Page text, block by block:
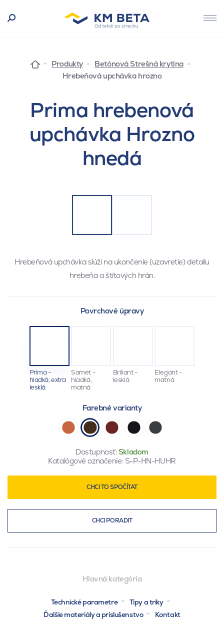
Produkty
Betónová Strešná krytina
Hrebeňová upchávka hrozno
Prima hrebenová
upchávka Hrozno
hnedá
Hrebeňová upchávka slúži na ukončenie (uzavretie) detailu
hrebeňa a štítových hrán.
Povrchové úpravy
Prima -
hladká, extra
lesklá
Samet -
hladká,
matná
Briliant -
lesklá
Elegant -
matná
Farebné varianty
Dostupnosť:Skladom
Katalógové označenie: S-P-HN-HUHR
CHCI TO SPOČÍTAT
CHCI PORADIT
Hlavná kategória
Technické parametre
Tipy a triky
Ďalšie materiály a príslušenstvo
Kontakt